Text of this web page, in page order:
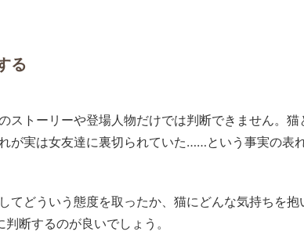
る
ストーリーや登場人物だけでは判断できません。猫
が実は女友達に裏切られていた……という事実の表
てどういう態度を取ったか、猫にどんな気持ちを抱
断するのが良いでしょう。